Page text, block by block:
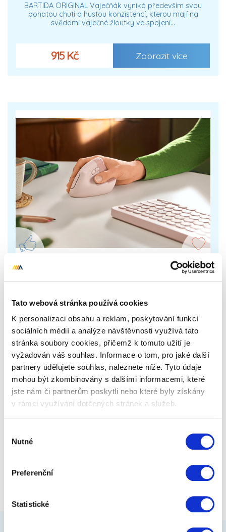
Tato webová stránka používá cookies
K personalizaci obsahu a reklam, poskytování funkcí
sociálních médií a analýze návštěvnosti využívá tato
stránka soubory cookies, přičemž k tomuto užití je
vyžadován váš souhlas. Informace o tom, pro jaké další
partnery udělujete souhlas, naleznete níže. Tyto údaje
mohou být zkombinovány s dalšími informacemi, které
jste nám či partnerům poskytli nebo které byly získány
v rámci využívání dotčených stránek a služeb.
souhlasu
Nutné
Preferenční
Statistické
BARTIDA ORIGINAL Vaječňák vyniká především svou
bohatou chutí a hustou konzistencí, kterou mají na
svědomí vaječné žloutky ve spojení…
915 Kč Zobrazit více
pozici po celý den. Umožňuje soustředit se
stoprocentně na práci, ne na bolest.
2 199 Kč Zobrazit více